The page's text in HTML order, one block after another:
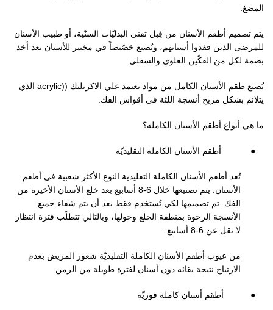
المضغ.
يتم تصميم أطقم الأسنان من قِبل تقني البدليّات السنّية، أو طبيب الأسنان
للمرضى الذين فقدوا أسنانهم، وتُصنع خصّيصاً في مختبر للأسنان بعد أخذ
بصمة لكل من الفكّين العلوي والسفلي.
يُصنع طقم الأسنان الكامل من مواد تعتمد علي الاكريليك (acrylic) الذي
يتلائم بشكل مريح أنسجة اللثة في أقواس الفك.
ما هي أنواع أطقم الأسنان الكاملة؟
● أطقم الأسنان الكاملة التقليديّة
تُعد أطقم الأسنان الكاملة التقليدية النوع الأكثر شعبية في أطقم
الأسنان. يتم تصنيعها خلال 6-8 أسابيع بعد خلع الأسنان الأخيرة من
الفك. تم تصميمها لكي تُستخدم فقط بعد أن يتم شفاء جميع
الأنسجة الرخوة بمنطقة الخلع وحولها، وبالتالي تتطلّب فترة انتظار
لا تقل عن 6-8 أسابيع.
من عيوب أطقم الأسنان الكاملة التقليديّة شعور المريض بعدم
الارتياح نتيجة بقائه دون أسنان لفترة طويلة من الزمن.
● أطقم أسنان كاملة فوريّة